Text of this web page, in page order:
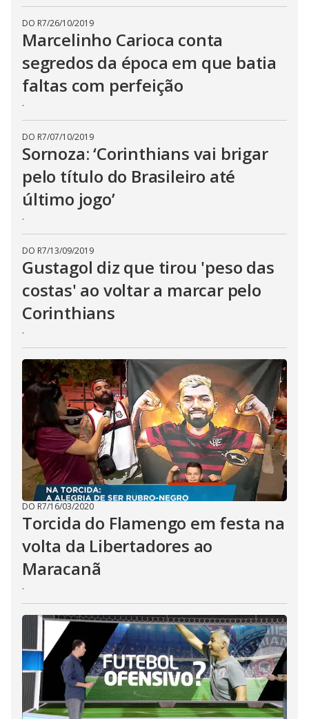
DO R7/26/10/2019
Marcelinho Carioca conta
segredos da época em que batia
faltas com perfeição
.
DO R7/07/10/2019
Sornoza: ‘Corinthians vai brigar
pelo título do Brasileiro até
último jogo’
.
DO R7/13/09/2019
Gustagol diz que tirou 'peso das
costas' ao voltar a marcar pelo
Corinthians
.
DO R7/16/03/2020
Torcida do Flamengo em festa na
volta da Libertadores ao
Maracanã
.